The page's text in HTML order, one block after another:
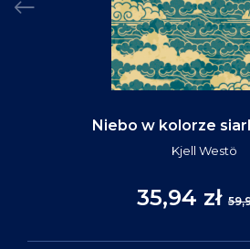
Niebo w kolorze
Kjell Westö
35,94 zł